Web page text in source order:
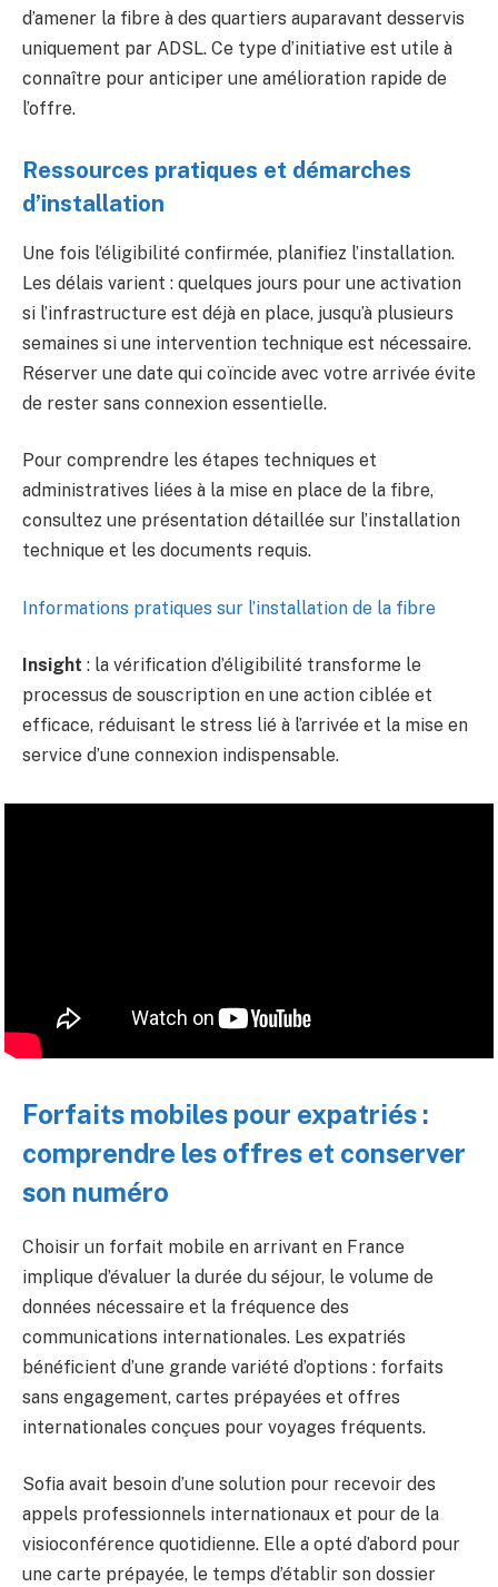
d’amener la fibre à des quartiers auparavant desservis
uniquement par ADSL. Ce type d’initiative est utile à
connaître pour anticiper une amélioration rapide de
l’offre.
Ressources pratiques et démarches
d’installation
Une fois l’éligibilité confirmée, planifiez l’installation.
Les délais varient : quelques jours pour une activation
si l’infrastructure est déjà en place, jusqu’à plusieurs
semaines si une intervention technique est nécessaire.
Réserver une date qui coïncide avec votre arrivée évite
de rester sans connexion essentielle.
Pour comprendre les étapes techniques et
administratives liées à la mise en place de la fibre,
consultez une présentation détaillée sur l’installation
technique et les documents requis.
Informations pratiques sur l’installation de la fibre
Insight : la vérification d’éligibilité transforme le
processus de souscription en une action ciblée et
efficace, réduisant le stress lié à l’arrivée et la mise en
service d’une connexion indispensable.
Forfaits mobiles pour expatriés :
comprendre les offres et conserver
son numéro
Choisir un forfait mobile en arrivant en France
implique d’évaluer la durée du séjour, le volume de
données nécessaire et la fréquence des
communications internationales. Les expatriés
bénéficient d’une grande variété d’options : forfaits
sans engagement, cartes prépayées et offres
internationales conçues pour voyages fréquents.
Sofia avait besoin d’une solution pour recevoir des
appels professionnels internationaux et pour de la
visioconférence quotidienne. Elle a opté d’abord pour
une carte prépayée, le temps d’établir son dossier